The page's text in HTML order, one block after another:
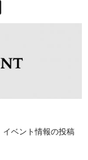
ベント情報の投稿